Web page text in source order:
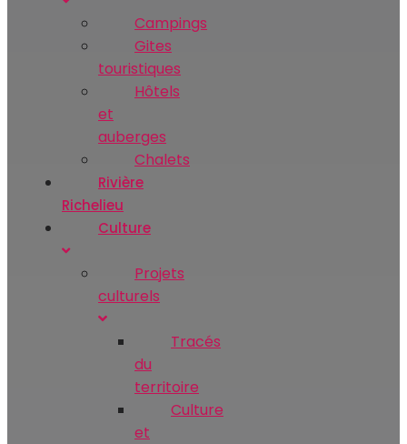
Campings
Gites
touristiques
Hôtels
et
auberges
Chalets
Rivière
Richelieu
Culture
Projets
culturels
Tracés
du
territoire
Culture
et